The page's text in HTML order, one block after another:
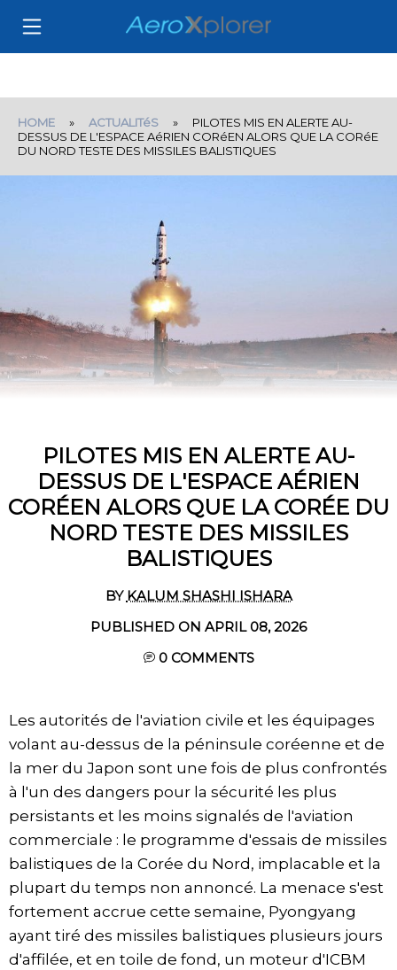
HOME » ACTUALITéS » PILOTES MIS EN ALERTE AU-
DESSUS DE L'ESPACE AéRIEN CORéEN ALORS QUE LA CORéE
DU NORD TESTE DES MISSILES BALISTIQUES
PILOTES MIS EN ALERTE AU-
DESSUS DE L'ESPACE AÉRIEN
CORÉEN ALORS QUE LA CORÉE DU
NORD TESTE DES MISSILES
BALISTIQUES
BY KALUM SHASHI ISHARA
PUBLISHED ON APRIL 08, 2026
0COMMENTS
Les autorités de l'aviation civile et les équipages
volant au-dessus de la péninsule coréenne et de
la mer du Japon sont une fois de plus confrontés
à l'un des dangers pour la sécurité les plus
persistants et les moins signalés de l'aviation
commerciale : le programme d'essais de missiles
balistiques de la Corée du Nord, implacable et la
plupart du temps non annoncé. La menace s'est
fortement accrue cette semaine, Pyongyang
ayant tiré des missiles balistiques plusieurs jours
d'affilée, et en toile de fond, un moteur d'ICBM